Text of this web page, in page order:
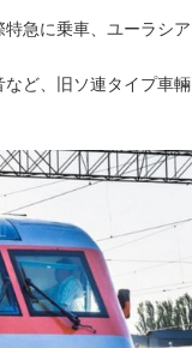
急に乗車、ユーラシア
ど、旧ソ連タイプ車輛